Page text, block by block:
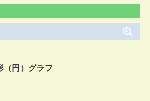
（円）グラフ